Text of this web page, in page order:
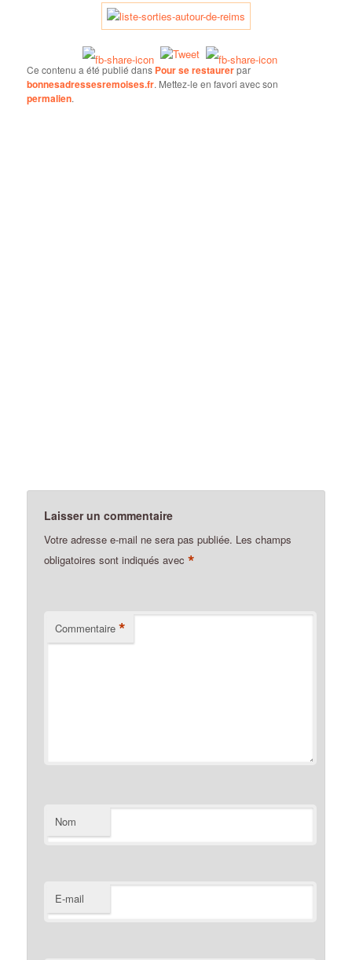
Ce contenu a été publié dans Pour se restaurerpar
bonnesadressesremoises.fr. Mettez-le en favori avec son
permalien.
Laisser un commentaire
Votre adresse e-mail ne sera pas publiée. Les champs
obligatoires sont indiqués avec*
Commentaire *
Nom
E-mail